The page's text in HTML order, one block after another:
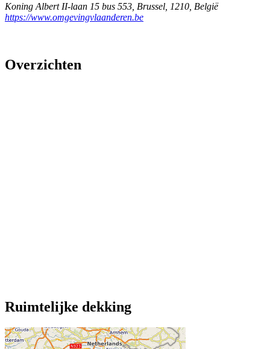
Koning Albert II-laan 15 bus 553 Brussel 1210 België
https://www.omgevingvlaanderen.be
Overzichten
Ruimtelijke dekking